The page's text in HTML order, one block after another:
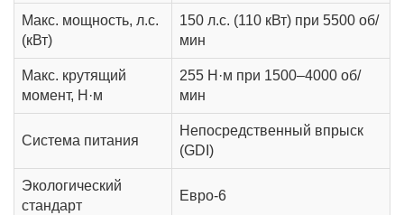
Макс. мощность, л.с.
(кВт)
150 л.с. (110 кВт) при 5500 об/
мин
Макс. крутящий
момент, Н·м
255 Н·м при 1500–4000 об/
мин
Система питания
Непосредственный впрыск
(GDI)
Экологический
стандарт
Евро-6